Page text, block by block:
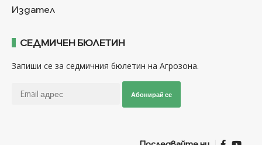
Издател
СЕДМИЧЕН БЮЛЕТИН
Запиши се за седмичния бюлетин на Агрозона.
Абонирай се